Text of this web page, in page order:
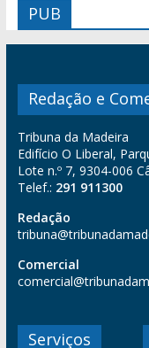
PUB
Redação e
Tribuna da Madeira
Edifício O Liberal,
Lote n.º 7, 9304-006
Telef.: 291 911300
Redação
Comercial
Serviços